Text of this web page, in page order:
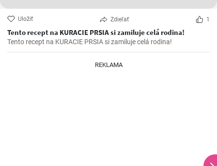
Uložiť Zdieľať 1
Tento recept na KURACIE PRSIA si zamiluje celá rodina!
Tento recept na KURACIE PRSIA si zamiluje celá rodina!
REKLAMA